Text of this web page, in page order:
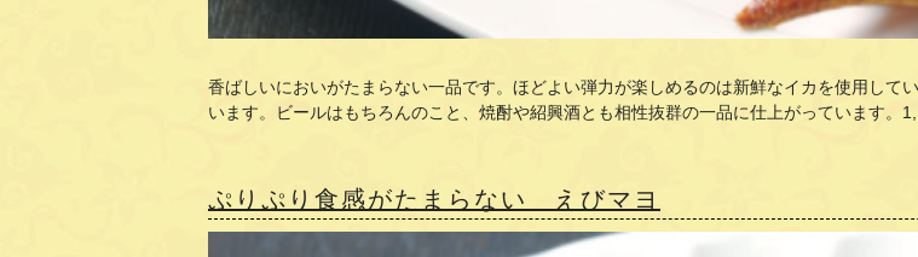
香ばしいにおいがたまらない一品です。ほどよい弾力が楽しめるのは新鮮なイカを使用して
います。ビールはもちろんのこと、焼酎や紹興酒とも相性抜群の一品に仕上がっています。
ぷりぷり食感がたまらない えびマヨ